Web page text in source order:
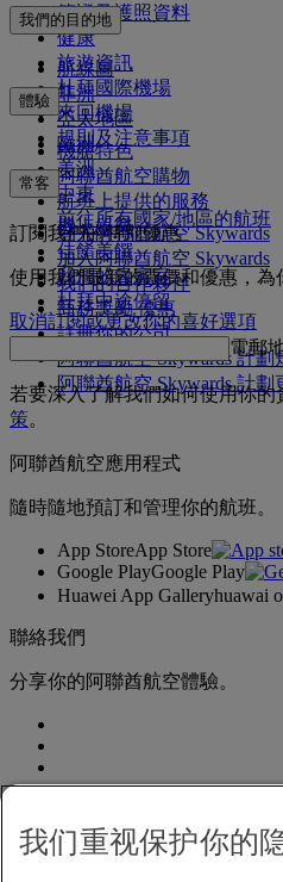
簽證及護照資料
健康
旅遊資訊
杜拜國際機場
來回機場
規則及注意事項
我們的目的地
航線圖
非洲
亞太地區
歐洲
美洲
中東
前往所有國家/地區的航班
體驗
機艙特色
阿聯酋航空購物
航班上提供的服務
機上娛樂
佳餚美饌
我們的貴賓室
杜拜中途停留
常客
登入阿聯酋航空 Skywards
加入阿聯酋航空 Skywards
我們的合作夥伴
商務獎勵 優惠
註冊你的公司
阿聯酋航空 Skywards 計劃
阿聯酋航空 Skywards 計劃
訂閱我們的特別優惠
使用我們最新的票價和優惠，為
取消訂閱或更改你的喜好選項
電郵
若要深入了解我們如何使用你的
策。
阿聯酋航空應用程式
隨時隨地預訂和管理你的航班。
App StoreApp Store
Google PlayGoogle Play
Huawei App Galleryhuawai
聯絡我們
分享你的阿聯酋航空體驗。
我们重视保护你的